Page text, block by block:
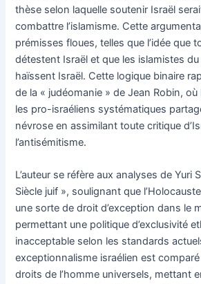
thèse selon laquelle soutenir Israël
combattre l’islamisme. Cette
prémisses floues, telles que l’idée que
détestent Israël et que les islamistes
haïssent Israël. Cette logique binaire
de la « judéomanie » de Jean Robin,
les pro-israéliens systématiques
névrose en assimilant toute critique
l’antisémitisme.
L’auteur se réfère aux analyses de Yuri
Siècle juif », soulignant que
une sorte de droit d’exception dans le
permettant une politique d’exclusivité
inacceptable selon les standards
exceptionnalisme israélien est
droits de l’homme universels, mettant